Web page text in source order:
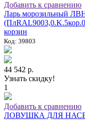
Добавить к сравнению
Ларь морозильный
корзин
Код: 39803
44 542 р.
Узнать скидку!
1
Добавить к сравнению
ЛОВУШКА ДЛЯ